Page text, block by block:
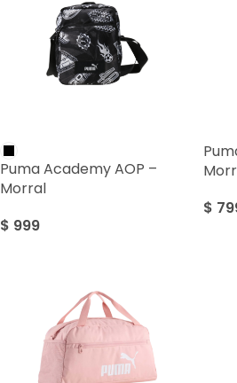
Puma Academy AOP –
Morral
$ 999
$